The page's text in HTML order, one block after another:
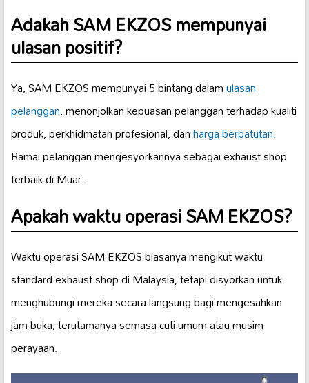
Adakah SAM EKZOS mempunyai
ulasan positif?
Ya, SAM EKZOS mempunyai 5 bintang dalamulasan
pelanggan, menonjolkan kepuasan pelanggan terhadap kualiti
produk, perkhidmatan profesional, danharga berpatutan.
Ramai pelanggan mengesyorkannya sebagai exhaust shop
terbaik di Muar.
Apakah waktu operasi SAM EKZOS?
Waktu operasi SAM EKZOS biasanya mengikut waktu
standard exhaust shop di Malaysia, tetapi disyorkan untuk
menghubungi mereka secara langsung bagi mengesahkan
jam buka, terutamanya semasa cuti umum atau musim
perayaan.